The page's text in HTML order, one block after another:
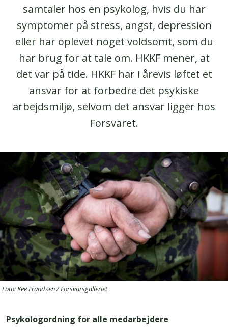
samtaler hos en psykolog, hvis du har
symptomer på stress, angst, depression
eller har oplevet noget voldsomt, som du
har brug for at tale om. HKKF mener, at
det var på tide. HKKF har i årevis løftet et
ansvar for at forbedre det psykiske
arbejdsmiljø, selvom det ansvar ligger hos
Forsvaret.
Foto: Kee Frandsen / Forsvarsgalleriet
Psykologordning for alle medarbejdere